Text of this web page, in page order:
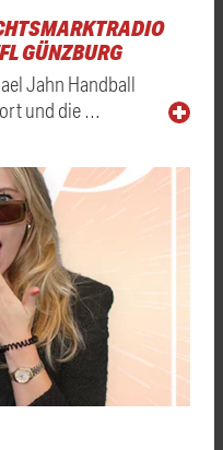
GÜNZBURG
Jahn Handball
und die …